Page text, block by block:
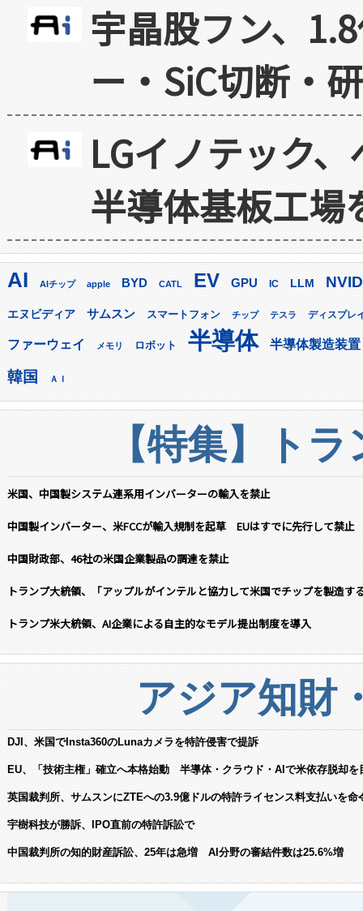
宇晶股フン、
ー・SiC切断・
LGイノテック
半導体基板工場
AI AIチップ apple BYD CATL EV GPU IC LLM
エヌビディア サムスン スマートフォン チップ テスラ ディスプレ
ファーウェイ メモリ ロボット 半導体 半導体製造装置
韓国 ＡＩ
【特集】ト
米国、中国製システム連系用インバーターの輸入を禁止
中国製インバーター、米FCCが輸入規制を起草 EUはすでに先行して禁止
中国財政部、46社の米国企業製品の調達を禁止
トランプ大統領、「アップルがインテルと協力して米国でチップを製造す
トランプ米大統領、AI企業による自主的なモデル提出制度を導入
アジア知財
DJI、米国でInsta360のLunaカメラを特許侵害で提訴
EU、「技術主権」確立へ本格始動 半導体・クラウド・AIで米依存脱却を
英国裁判所、サムスンにZTEへの3.9億ドルの特許ライセンス料支払いを命
宇樹科技が勝訴、IPO直前の特許訴訟で
中国裁判所の知的財産訴訟、25年は急増 AI分野の審結件数は25.6%増